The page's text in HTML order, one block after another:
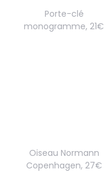
Porte-clé
monogramme, 21€
Oiseau Normann
Copenhagen, 27€